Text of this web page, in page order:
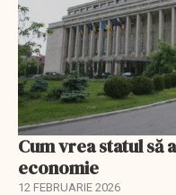
Cum vrea statul să
economie
12 FEBRUARIE 2026